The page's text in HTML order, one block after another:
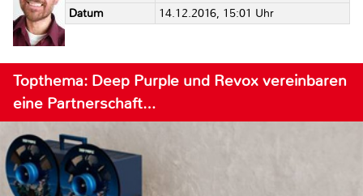
Datum
14.12.2016, 15:01 Uhr
Topthema: Deep Purple und Revox vereinbaren
eine Partnerschaft…